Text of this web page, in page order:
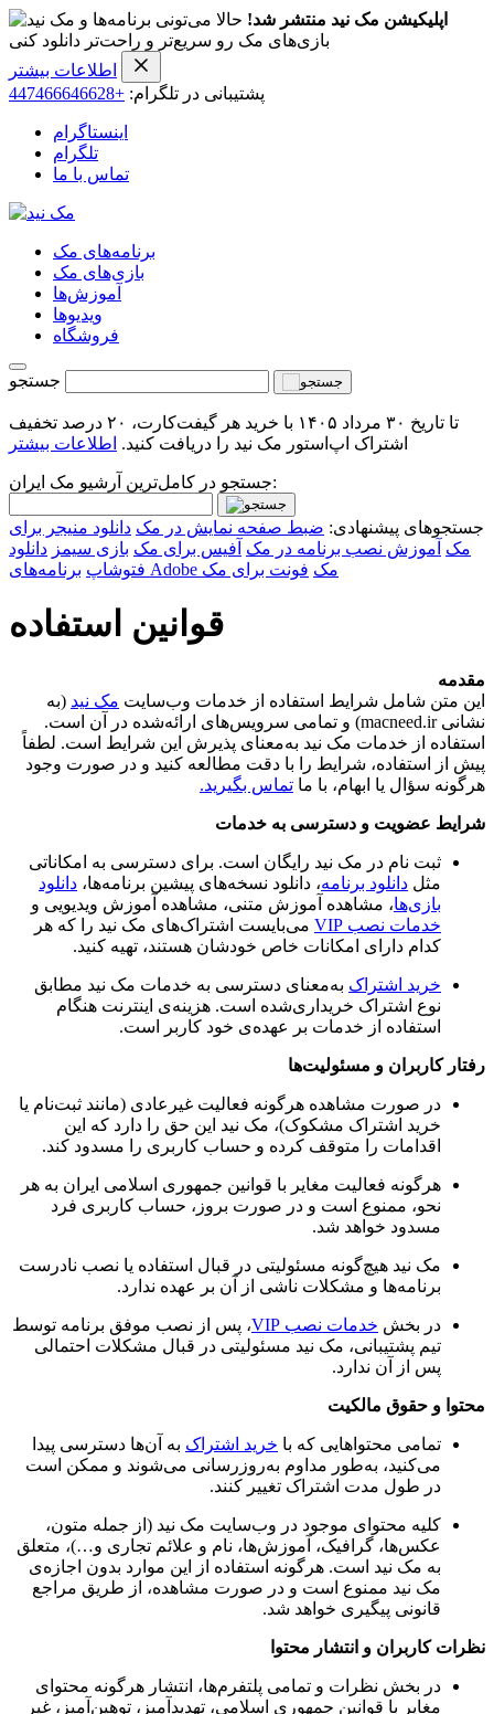
اپلیکیشن مک نید منتشر شد! حالا می‌تونی برنامه‌ها و
بازی‌های مک رو سریع‌تر و راحت‌تر دانلود کنی
اطلاعات بیشتر
پشتیبانی در تلگرام: +447466646628
اینستاگرام
تلگرام
تماس با ما
برنامه‌های مک
بازی‌های مک
آموزش‌ها
ویدیو‌ها
فروشگاه
جستجو
تا تاریخ ۳۰ مرداد ۱۴۰۵ با خرید هر گیفت‌کارت، ۲۰ درصد تخفیف
اشتراک اپ‌استور مک نید را دریافت کنید. اطلاعات بیشتر
جستجو در کامل‌ترین آرشیو مک ایران:
جستجوهای پیشنهادی: ضبط صفحه نمایش در مک دانلود منیجر برای
مک آموزش نصب برنامه در مک آفیس برای مک بازی سیمز دانلود
فتوشاپ
برنامه‌های Adobe مک فونت برای مک
قوانین استفاده
مقدمه
این متن شامل شرایط استفاده از خدمات وب‌سایت مک نید (به
نشانی macneed.ir) و تمامی سرویس‌های ارائه‌شده در آن است.
استفاده از خدمات مک نید به‌معنای پذیرش این شرایط است. لطفاً
پیش از استفاده، شرایط را با دقت مطالعه کنید و در صورت وجود
هرگونه سؤال یا ابهام، با ما تماس بگیرید.
شرایط عضویت و دسترسی به خدمات
ثبت نام در مک نید رایگان است. برای دسترسی به امکاناتی
مثل دانلود برنامه، دانلود نسخه‌های پیشین برنامه‌ها، دانلود
بازی‌ها، مشاهده آموزش متنی، مشاهده آموزش ویدیویی و
خدمات نصب VIP
می‌بایست اشتراک‌های مک نید را که هر
کدام دارای امکانات خاص خودشان هستند، تهیه کنید.
خرید اشتراک به‌معنای دسترسی به خدمات مک نید مطابق
نوع اشتراک خریداری‌شده است. هزینه‌ی اینترنت هنگام
استفاده از خدمات بر عهده‌ی خود کاربر است.
رفتار کاربران و مسئولیت‌ها
در صورت مشاهده هرگونه فعالیت غیرعادی (مانند ثبت‌نام یا
خرید اشتراک مشکوک)، مک نید این حق را دارد که این
اقدامات را متوقف کرده و حساب کاربری را مسدود کند.
هرگونه فعالیت مغایر با قوانین جمهوری اسلامی ایران به هر
نحو، ممنوع است و در صورت بروز، حساب کاربری فرد
مسدود خواهد شد.
مک نید هیچ‌گونه مسئولیتی در قبال استفاده یا نصب نادرست
برنامه‌ها و مشکلات ناشی از آن بر عهده ندارد.
در بخش خدمات نصب VIP
، پس از نصب موفق برنامه توسط
تیم پشتیبانی، مک نید مسئولیتی در قبال مشکلات احتمالی
پس از آن ندارد.
محتوا و حقوق مالکیت
تمامی محتواهایی که با خرید اشتراک به آن‌ها دسترسی پیدا
می‌کنید، به‌طور مداوم به‌روزرسانی می‌شوند و ممکن است
در طول مدت اشتراک تغییر کنند.
کلیه محتوای موجود در وب‌سایت مک نید (از جمله متون،
عکس‌ها، گرافیک، آموزش‌ها، نام و علائم تجاری و…)، متعلق
به مک نید است. هرگونه استفاده از این موارد بدون اجازه‌ی
مک نید ممنوع است و در صورت مشاهده، از طریق مراجع
قانونی پیگیری خواهد شد.
نظرات کاربران و انتشار محتوا
در بخش نظرات و تمامی پلتفرم‌ها، انتشار هرگونه محتوای
مغایر با قوانین جمهوری اسلامی، تهدیدآمیز، توهین‌آمیز، غیر